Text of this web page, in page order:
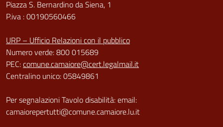
Piazza S. Bernardino da Siena, 1
P.iva : 00190560466
URP – Ufficio Relazioni con il pubblico
Numero verde: 800 015689
PEC:comune.camaiore@cert.legalmail.it
Centralino unico: 05849861
Per segnalazioni Tavolo disabilità: email:
camaiorepertutti@comune.camaiore.lu.it